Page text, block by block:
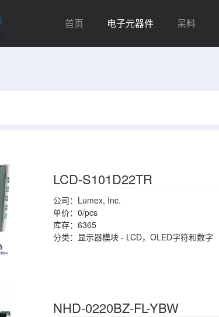
首页 电子元器件 呆料
LCD-S101D22TR
公司：Lumex, Inc.
单价：0/pcs
库存：6365
分类：显示器模块 - LCD，OLED字符和数字
NHD-0220BZ-FL-YBW